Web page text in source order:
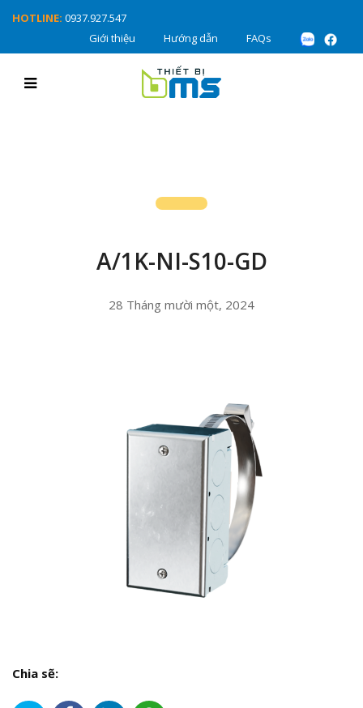
HOTLINE: 0937.927.547
Giới thiệu
Hướng dẫn FAQs
A/1K-NI-S10-GD
28 Tháng mười một, 2024
Chia sẽ: